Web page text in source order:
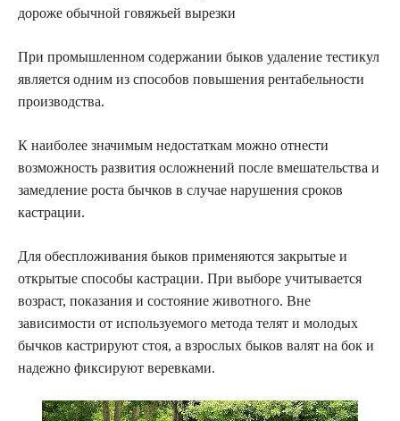
дороже обычной говяжьей вырезки
При промышленном содержании быков удаление тестикул
является одним из способов повышения рентабельности
производства.
К наиболее значимым недостаткам можно отнести
возможность развития осложнений после вмешательства и
замедление роста бычков в случае нарушения сроков
кастрации.
Для обеспложивания быков применяются закрытые и
открытые способы кастрации. При выборе учитывается
возраст, показания и состояние животного. Вне
зависимости от используемого метода телят и молодых
бычков кастрируют стоя, а взрослых быков валят на бок и
надежно фиксируют веревками.